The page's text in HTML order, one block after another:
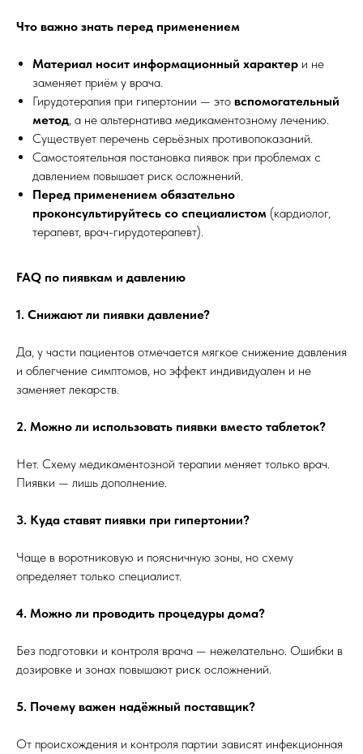
Что важно знать перед применением
Материал носит информационный характер и не
заменяет приём у врача.
Гирудотерапия при гипертонии — это вспомогательный
метод, а не альтернатива медикаментозному лечению.
Существует перечень серьёзных противопоказаний.
Самостоятельная постановка пиявок при проблемах с
давлением повышает риск осложнений.
Перед применением обязательно
проконсультируйтесь со специалистом (кардиолог,
терапевт, врач-гирудотерапевт).
FAQ по пиявкам и давлению
1. Снижают ли пиявки давление?
Да, у части пациентов отмечается мягкое снижение давления
и облегчение симптомов, но эффект индивидуален и не
заменяет лекарств.
2. Можно ли использовать пиявки вместо таблеток?
Нет. Схему медикаментозной терапии меняет только врач.
Пиявки — лишь дополнение.
3. Куда ставят пиявки при гипертонии?
Чаще в воротниковую и поясничную зоны, но схему
определяет только специалист.
4. Можно ли проводить процедуры дома?
Без подготовки и контроля врача — нежелательно. Ошибки в
дозировке и зонах повышают риск осложнений.
5. Почему важен надёжный поставщик?
От происхождения и контроля партии зависят инфекционная